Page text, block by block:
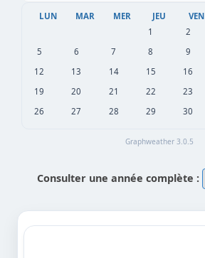
LUN MAR MER JEU VEN
1
2
5
6 7 8 9
12
13 14 15 16
19
20 21 22 23
26
27 28 29 30
Graphweather 3.0.5
Consulter une année complète :